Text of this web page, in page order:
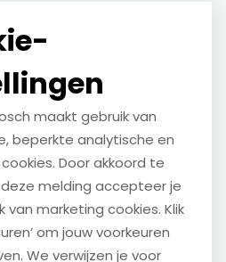
maakt gebruik van
beperkte analytische en
Door akkoord te
melding accepteer je
van marketing cookies. Klik
om jouw voorkeuren
We verwijzen je voor